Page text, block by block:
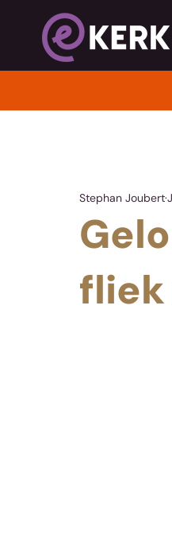
fliek
Stephan Joubert